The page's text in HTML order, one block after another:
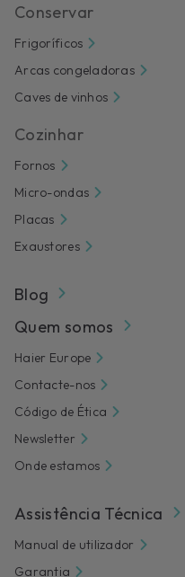
Conservar
Frigoríficos
Arcas congeladoras
Caves de vinhos
Cozinhar
Fornos
Micro-ondas
Placas
Exaustores
Blog
Quem somos
Haier Europe
Contacte-nos
Código de Ética
Newsletter
Onde estamos
Assistência Técnica
Manual de utilizador
Garantia